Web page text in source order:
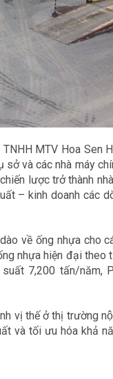
MTV Hoa Sen
và các nhà máy
lược trở thành
– kinh doanh các
về ống nhựa cho
nhựa hiện đại theo
7,200 tấn/năm,
vị thế ở thị trường
và tối ưu hóa khả